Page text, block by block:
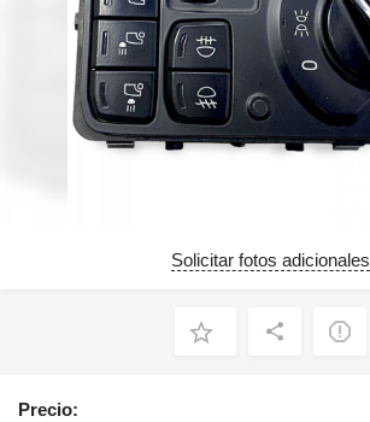
Solicitar fotos adicionales
Precio: